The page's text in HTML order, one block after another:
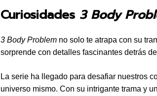
Curiosidades 3 Body
3 Body Problem no solo te atrapa con su
sorprende con detalles fascinantes detrás
La serie ha llegado para desafiar nuestros
universo mismo. Con su intrigante trama y